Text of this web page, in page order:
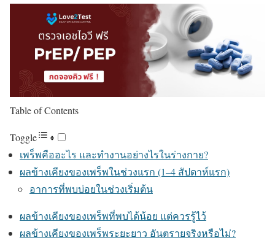
Table of Contents
Toggle
เพร็พคืออะไร และทำงานอย่างไรในร่างกาย?
ผลข้างเคียงของเพร็พในช่วงแรก (1–4 สัปดาห์แรก)
อาการที่พบบ่อยในช่วงเริ่มต้น
ผลข้างเคียงของเพร็พที่พบได้น้อย แต่ควรรู้ไว้
ผลข้างเคียงของเพร็พระยะยาว อันตรายจริงหรือไม่?